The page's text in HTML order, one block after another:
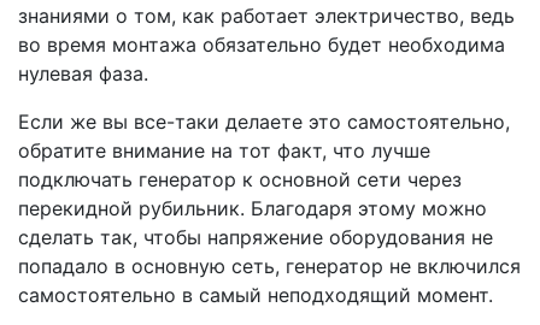
знаниями о том, как работает электричество, ведь
во время монтажа обязательно будет необходима
нулевая фаза.
Если же вы все-таки делаете это самостоятельно,
обратите внимание на тот факт, что лучше
подключать генератор к основной сети через
перекидной рубильник. Благодаря этому можно
сделать так, чтобы напряжение оборудования не
попадало в основную сеть, генератор не включился
самостоятельно в самый неподходящий момент.